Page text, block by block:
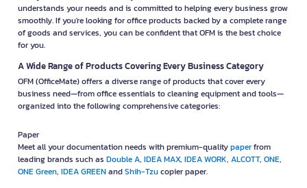
understands your needs and is committed to helping every business grow
smoothly. If you're looking for office products backed by a complete range
of goods and services, you can be confident that OFM is the best choice
for you.
A Wide Range of Products Covering Every Business Category
OFM (OfficeMate) offers a diverse range of products that cover every
business need—from office essentials to cleaning equipment and tools—
organized into the following comprehensive categories:
Paper
Meet all your documentation needs with premium-qualitypaperfrom
leading brands such as Double A, IDEA MAX, IDEA WORK, ALCOTT, ONE,
ONE Green, IDEA GREENandShih-Tzucopier paper.